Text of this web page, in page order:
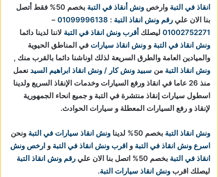
انقاذ في التبة وارخص ونش أنقاذ في التبة
بخصم 50% فقط أتصل
بنا الان علي رقم ونش انقاذ التبة :
01099996138
–
01002752271 ليصلك أقرب ونش انقاذ في التبة لاننا لدينا دائما
ونش انقاذ في التبة و ونش انقاذ سيارات في المناطق الحيوية
والميادين العامة والطرق السريعة لذلك اوناشنا دائما بالقرب منك ,
ونش انقاذ التبة من سبيد ونش كار / ونش انقاذ ابراهيم السيد نعمل
منذ 26 عاما في انقاذ ورفع السيارات وخدمات الإنقاذ السريع ولدينا
اسطول سيارات إنقاذ منتشرة في التبة و جميع انحاء الجمهورية
لإنقاذ و رفع السيارات المعطلة و سيارات الحوادث.
ونش انقاذ التبة بخصم 50% لدينا ونش انقاذ سيارات في التبة ونحن
اسرع ونش انقاذ في التبة و اقرب ونش انقاذ في التبة و ارخص ونش
انقاذ في التبة بخصم 50% اتصل بنا الان علي
رقم ونش انقاذ التبة
ليصلك اقرب ونش انقاذ سيارات التبة.